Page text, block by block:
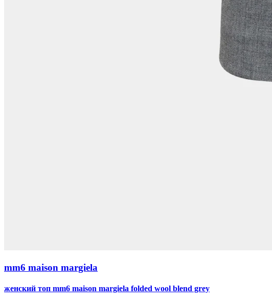
mm6 maison margiela
женский топ mm6 maison margiela folded wool blend grey